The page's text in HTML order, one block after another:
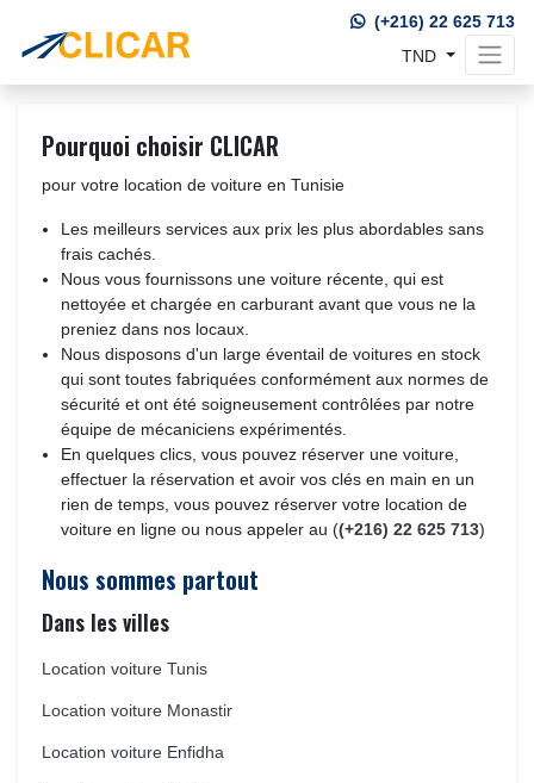
(+216) 22 625 713
TND
Pourquoi choisir CLICAR
pour votre location de voiture en Tunisie
Les meilleurs services aux prix les plus abordables sans
frais cachés.
Nous vous fournissons une voiture récente, qui est
nettoyée et chargée en carburant avant que vous ne la
preniez dans nos locaux.
Nous disposons d'un large éventail de voitures en stock
qui sont toutes fabriquées conformément aux normes de
sécurité et ont été soigneusement contrôlées par notre
équipe de mécaniciens expérimentés.
En quelques clics, vous pouvez réserver une voiture,
effectuer la réservation et avoir vos clés en main en un
rien de temps, vous pouvez réserver votre location de
voiture en ligne ou nous appeler au ((+216) 22 625 713)
Nous sommes partout
Dans les villes
Location voiture Tunis
Location voiture Monastir
Location voiture Enfidha